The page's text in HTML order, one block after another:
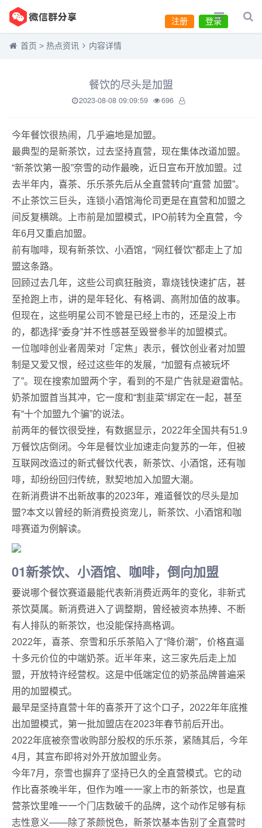
登录
注册
首页 > 热点资讯 内容详情
餐饮的尽头是加盟
2023-08-08 09:09:59 696
今年餐饮很热闹，几乎遍地是加盟。
最典型的是新茶饮，过去坚持直营，现在集体改道加盟。
“新茶饮第一股”奈雪的动作最晚，近日宣布开放加盟。过
去半年内，喜茶、乐乐茶先后从全直营转向“直营 加盟”。
不止茶饮三巨头，连锁小酒馆海伦司更是在直营和加盟之
间反复横跳。上市前是加盟模式，IPO前转为全直营，今
年6月又重启加盟。
前有咖啡，现有新茶饮、小酒馆，“网红餐饮”都走上了加
盟这条路。
回顾过去几年，这些公司疯狂融资，靠烧钱快速扩店，甚
至抢跑上市，讲的是年轻化、有格调、高附加值的故事。
但现在，这些明星公司不管是已经上市的，还是没上市
的，都选择“委身”并不性感甚至毁誉参半的加盟模式。
一位咖啡创业者周荣对「定焦」表示，餐饮创业者对加盟
制是又爱又恨，经过这些年的发展，“加盟有点被玩坏
了”。现在搜索加盟两个字，看到的不是广告就是避雷帖。
奶茶加盟首当其冲，它一度和“割韭菜”绑定在一起，甚至
有“十个加盟九个骗”的说法。
前两年的餐饮很受挫，有数据显示，2022年全国共有51.9
万餐饮店倒闭。今年是餐饮业加速走向复苏的一年，但被
互联网改造过的新式餐饮代表，新茶饮、小酒馆，还有咖
啡，却纷纷回归传统，默契地加入加盟大潮。
在新消费讲不出新故事的2023年，难道餐饮的尽头是加
盟?本文以曾经的新消费投资宠儿，新茶饮、小酒馆和咖
啡赛道为例解读。
01新茶饮、小酒馆、咖啡，倒向加盟
要说哪个餐饮赛道最能代表新消费近两年的变化，非新式
茶饮莫属。新消费进入了调整期，曾经被资本热捧、不断
有人排队的新茶饮，也没能保持高格调。
2022年，喜茶、奈雪和乐乐茶陷入了“降价潮”，价格直逼
十多元价位的中端奶茶。近半年来，这三家先后走上加
盟，开放特许经营权。这是中低端定位的奶茶品牌普遍采
用的加盟模式。
最早是坚持直营十年的喜茶开了这个口子，2022年年底推
出加盟模式，第一批加盟店在2023年春节前后开出。
2022年底被奈雪收购部分股权的乐乐茶，紧随其后，今年
4月，其宣布即将对外开放加盟业务。
今年7月，奈雪也摒弃了坚持已久的全直营模式。它的动
作比喜茶晚半年，但作为唯一一家上市的新茶饮，也是直
营茶饮里唯一一个门店数破千的品牌，这个动作足够有标
志性意义——除了茶颜悦色，新茶饮基本告别了全直营时